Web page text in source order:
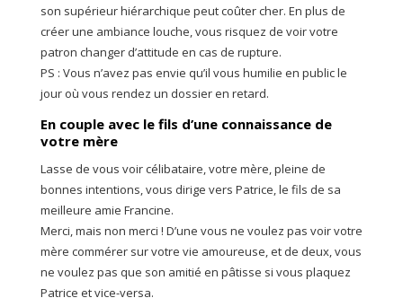
son supérieur hiérarchique peut coûter cher. En plus de
créer une ambiance louche, vous risquez de voir votre
patron changer d’attitude en cas de rupture.
PS : Vous n’avez pas envie qu’il vous humilie en public le
jour où vous rendez un dossier en retard.
En couple avec le fils d’une connaissance de
votre mère
Lasse de vous voir célibataire, votre mère, pleine de
bonnes intentions, vous dirige vers Patrice, le fils de sa
meilleure amie Francine.
Merci, mais non merci ! D’une vous ne voulez pas voir votre
mère commérer sur votre vie amoureuse, et de deux, vous
ne voulez pas que son amitié en pâtisse si vous plaquez
Patrice et vice-versa.